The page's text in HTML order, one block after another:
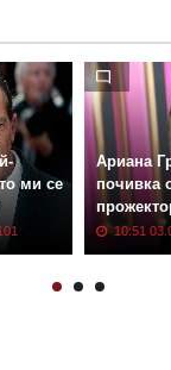
ми се
Ариана
почивка
10:51